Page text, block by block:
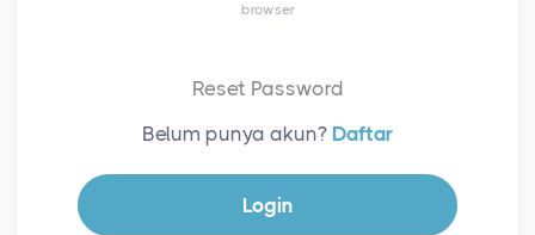
browser
Reset Password
Belum punya akun? Daftar
Login